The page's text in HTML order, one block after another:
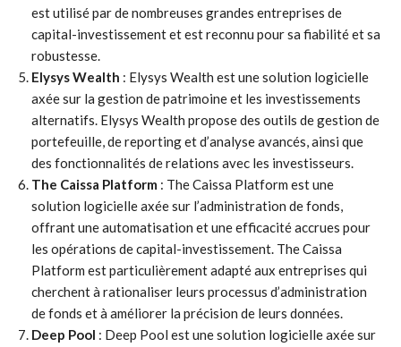
est utilisé par de nombreuses grandes entreprises de
capital-investissement et est reconnu pour sa fiabilité et sa
robustesse.
Elysys Wealth : Elysys Wealth est une solution logicielle
axée sur la gestion de patrimoine et les investissements
alternatifs. Elysys Wealth propose des outils de gestion de
portefeuille, de reporting et d’analyse avancés, ainsi que
des fonctionnalités de relations avec les investisseurs.
The Caissa Platform : The Caissa Platform est une
solution logicielle axée sur l’administration de fonds,
offrant une automatisation et une efficacité accrues pour
les opérations de capital-investissement. The Caissa
Platform est particulièrement adapté aux entreprises qui
cherchent à rationaliser leurs processus d’administration
de fonds et à améliorer la précision de leurs données.
Deep Pool : Deep Pool est une solution logicielle axée sur